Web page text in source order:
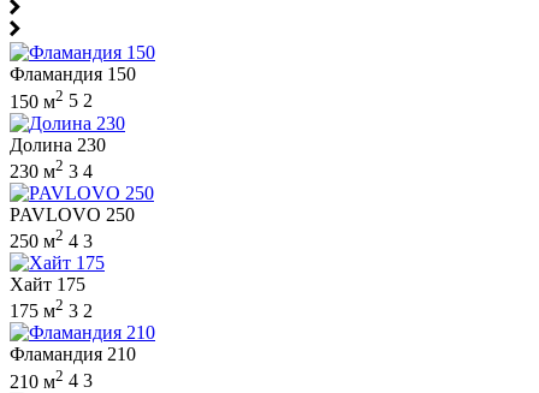
Фламандия 150
150 м2 5 2
Долина 230
230 м2 3 4
PAVLOVO 250
250 м2 4 3
Хайт 175
175 м2 3 2
Фламандия 210
210 м2 4 3